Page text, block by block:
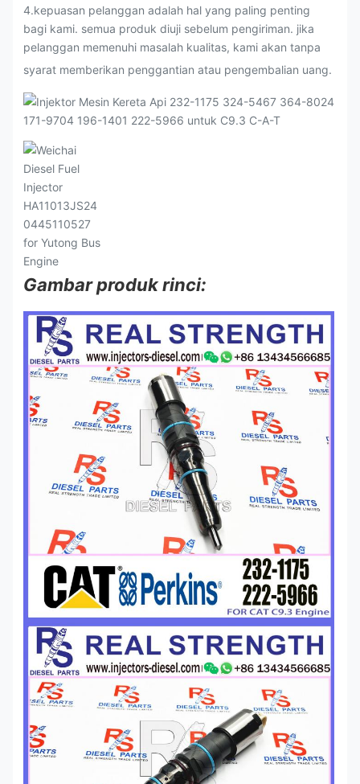
4.kepuasan pelanggan adalah hal yang paling penting
bagi kami. semua produk diuji sebelum pengiriman. jika
pelanggan memenuhi masalah kualitas, kami akan tanpa
syarat memberikan penggantian atau pengembalian uang.
Gambar produk rinci: